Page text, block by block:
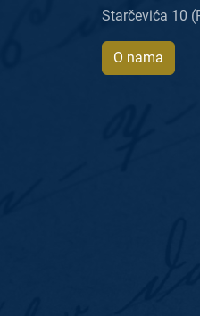
Starčevića 10
O nama